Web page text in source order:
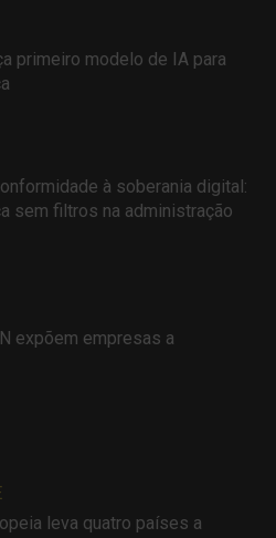
primeiro modelo de IA para
à soberania digital:
sem filtros na administração
expõem empresas a
leva quatro países a